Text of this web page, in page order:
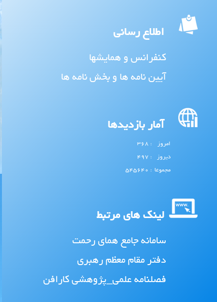
اطلاع رسانی
کنفرانس و همایشها
آیین نامه ها و بخش نامه ها
آمار بازدیدها
امروز : 368
دیروز : 497
مجموعا : 545640
لینک های مرتبط
سامانه جامع همای رحمت
دفتر مقام معظم رهبری
فصلنامه علمی_پژوهشی کارافن